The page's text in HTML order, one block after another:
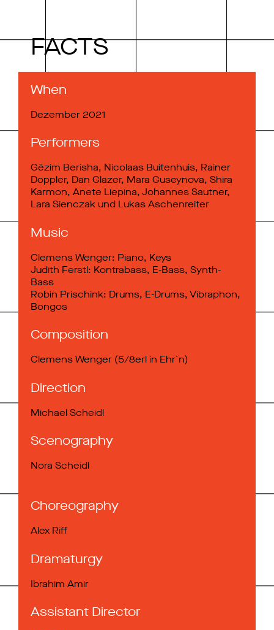
FACTS
When
Dezember 2021
Performers
Gëzim Berisha, Nicolaas Buitenhuis, Rainer
Doppler, Dan Glazer, Mara Guseynova, Shira
Karmon, Anete Liepina, Johannes Sautner,
Lara Sienczak und Lukas Aschenreiter
Music
Clemens Wenger: Piano, Keys
Judith Ferstl: Kontrabass, E-Bass, Synth-
Bass
Robin Prischink: Drums, E-Drums, Vibraphon,
Bongos
Composition
Clemens Wenger (5/8erl in Ehr´n)
Direction
Michael Scheidl
Scenography
Nora Scheidl
Choreography
Alex Riff
Dramaturgy
Ibrahim Amir
Assistant Director